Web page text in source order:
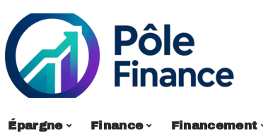
Épargne Finance Financement